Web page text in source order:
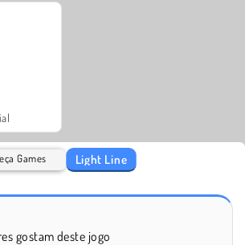
Games Light Line
gostam deste jogo